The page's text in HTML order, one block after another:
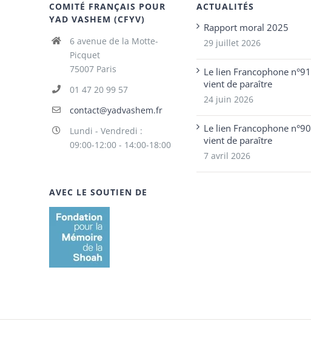
COMITÉ FRANÇAIS POUR
YAD VASHEM (CFYV)
6 avenue de la Motte-
Picquet
75007 Paris
01 47 20 99 57
contact@yadvashem.fr
Lundi - Vendredi :
09:00-12:00 - 14:00-18:00
AVEC LE SOUTIEN DE
ACTUALITÉS
Rapport moral 2025
29 juillet 2026
Le lien Francophone n°91
vient de paraître
24 juin 2026
Le lien Francophone n°90
vient de paraître
7 avril 2026